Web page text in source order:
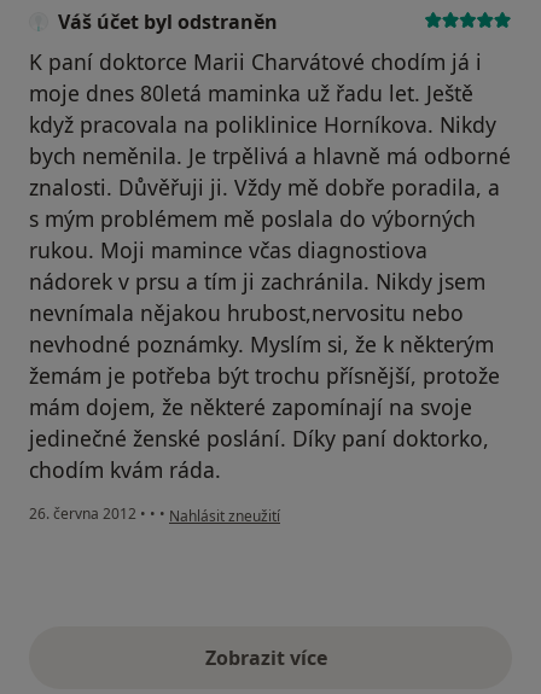
Váš účet byl odstraněn
K paní doktorce Marii Charvátové chodím já i
moje dnes 80letá maminka už řadu let. Ještě
když pracovala na poliklinice Horníkova. Nikdy
bych neměnila. Je trpělivá a hlavně má odborné
znalosti. Důvěřuji ji. Vždy mě dobře poradila, a
s mým problémem mě poslala do výborných
rukou. Moji mamince včas diagnostiova
nádorek v prsu a tím ji zachránila. Nikdy jsem
nevnímala nějakou hrubost,nervositu nebo
nevhodné poznámky. Myslím si, že k některým
žemám je potřeba být trochu přísnější, protože
mám dojem, že některé zapomínají na svoje
jedinečné ženské poslání. Díky paní doktorko,
chodím kvám ráda.
26. června 2012 • • • podle názoru uživatele Váš účet byl odstraněn
Nahlásit zneužití
Zobrazit vícevýše uvedené názory